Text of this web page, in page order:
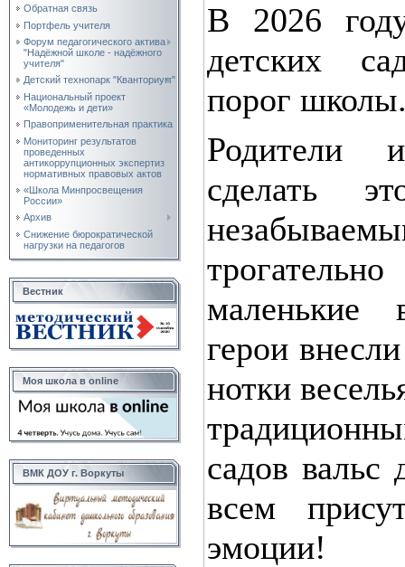
Обратная связь
Портфель учителя
Форум педагогического актива
"Надёжной школе - надёжного
учителя"
Детский технопарк "Кванториум"
Национальный проект
«Молодежь и дети»
Правоприменительная практика
Мониторинг результатов
проведенных
антикоррупционных экспертиз
нормативных правовых актов
«Школа Минпросвещения
России»
Архив
Снижение бюрократической
нагрузки на педагогов
Вестник
Моя школа в online
ВМК ДОУ г. Воркуты
В 2026
детских
порог
Родители
сделать
маленькие
герои
нотки
садов вальс
всем
эмоции!